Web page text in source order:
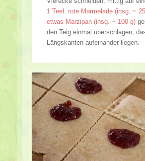
1 Teel. rote Marmelade (insg. ~
etwas Marzipan (insg. ~ 100 g)
den Teig einmal überschlagen,
Längskanten aufeinander liegen.